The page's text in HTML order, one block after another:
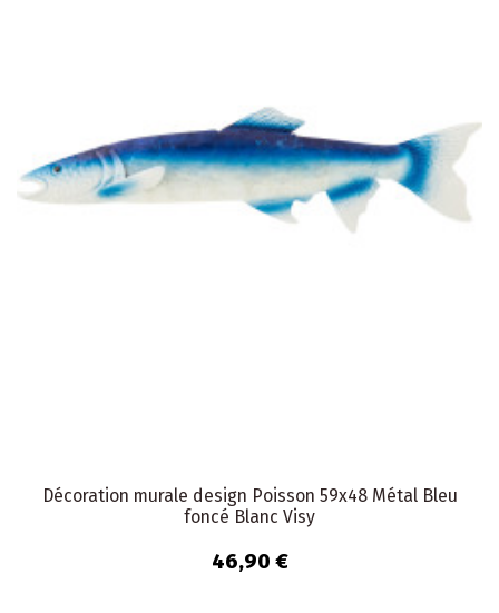
Décoration murale design Poisson 59x48 Métal Bleu
foncé Blanc Visy
46,90 €